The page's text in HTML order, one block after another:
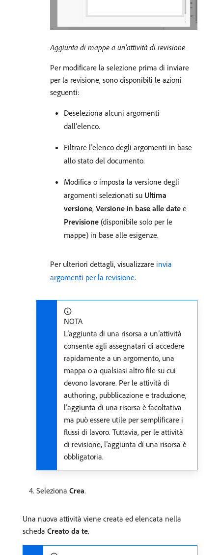
Aggiunta di mappe a un’attività di revisione
Per modificare la selezione prima di inviare
per la revisione, sono disponibili le azioni
seguenti:
Deseleziona alcuni argomenti
dall’elenco.
Filtrare l’elenco degli argomenti in base
allo stato del documento.
Modifica o imposta la versione degli
argomenti selezionati su Ultima
versione, Versione in base alle date e
Previsione (disponibile solo per le
mappe) in base alle esigenze.
Per ulteriori dettagli, visualizzare invia
argomenti per la revisione.
NOTA
L’aggiunta di una risorsa a un’attività
consente agli assegnatari di accedere
rapidamente a un argomento, una
mappa o a qualsiasi altro file su cui
devono lavorare. Per le attività di
authoring, pubblicazione e traduzione,
l’aggiunta di una risorsa è facoltativa
ma può essere utile per semplificare i
flussi di lavoro. Tuttavia, per le attività
di revisione, l’aggiunta di una risorsa è
obbligatoria.
Seleziona Crea.
Una nuova attività viene creata ed elencata nella
scheda Creato da te.